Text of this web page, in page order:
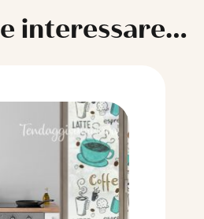
interessare…